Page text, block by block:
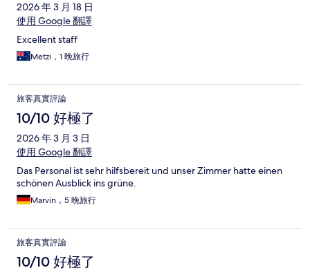
2026 年 3 月 18 日
使用 Google 翻譯
Excellent staff
Metzi，1 晚旅行
旅客真實評論
10/10 好極了
2026 年 3 月 3 日
使用 Google 翻譯
Das Personal ist sehr hilfsbereit und unser Zimmer hatte einen
schönen Ausblick ins grüne.
Marvin，5 晚旅行
旅客真實評論
10/10 好極了